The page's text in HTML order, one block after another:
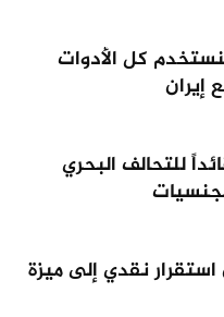
كل الأدوات
إيران
للتحالف البحري
استقرار نقدي إلى ميزة